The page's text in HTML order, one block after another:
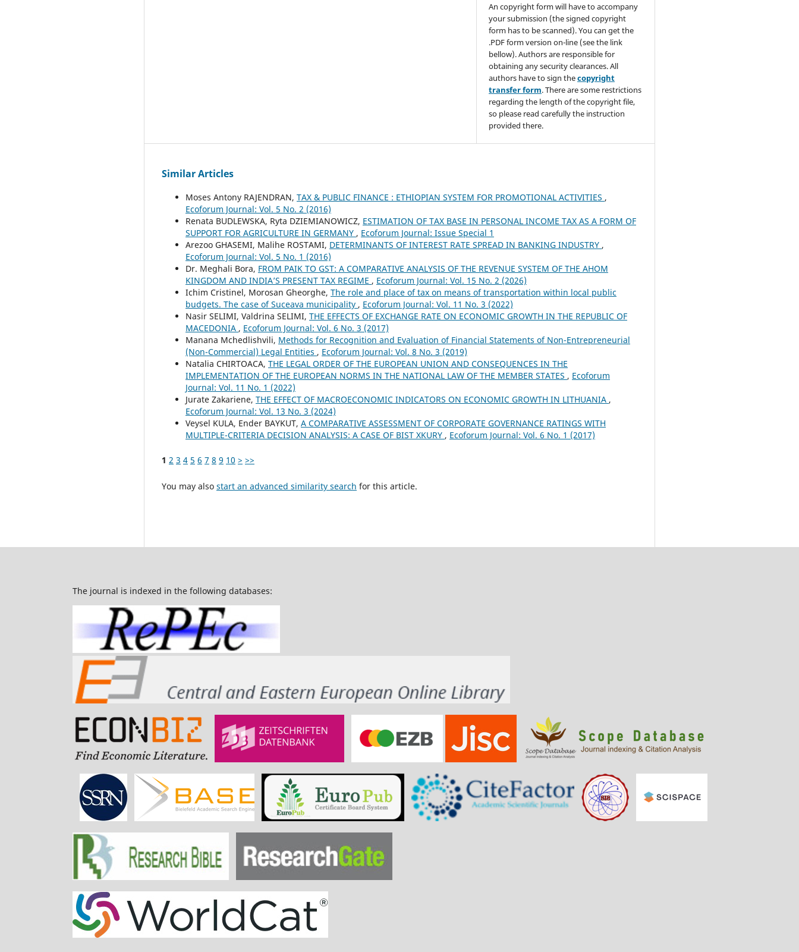
An copyright form will have to accompany
your submission (the signed copyright
form has to be scanned). You can get the
.PDF form version on-line (see the link
bellow). Authors are responsible for
obtaining any security clearances. All
authors have to sign thecopyright
transfer form. There are some restrictions
regarding the length of the copyright file,
so please read carefully the instruction
provided there.
Similar Articles
Moses Antony RAJENDRAN, TAX & PUBLIC FINANCE : ETHIOPIAN SYSTEM FOR PROMOTIONAL ACTIVITIES ,
Ecoforum Journal: Vol. 5 No. 2 (2016)
Renata BUDLEWSKA, Ryta DZIEMIANOWICZ, ESTIMATION OF TAX BASE IN PERSONAL INCOME TAX AS A FORM OF
SUPPORT FOR AGRICULTURE IN GERMANY , Ecoforum Journal: Issue Special 1
Arezoo GHASEMI, Malihe ROSTAMI, DETERMINANTS OF INTEREST RATE SPREAD IN BANKING INDUSTRY ,
Ecoforum Journal: Vol. 5 No. 1 (2016)
Dr. Meghali Bora, FROM PAIK TO GST: A COMPARATIVE ANALYSIS OF THE REVENUE SYSTEM OF THE AHOM
KINGDOM AND INDIA’S PRESENT TAX REGIME , Ecoforum Journal: Vol. 15 No. 2 (2026)
Ichim Cristinel, Morosan Gheorghe, The role and place of tax on means of transportation within local public
budgets. The case of Suceava municipality , Ecoforum Journal: Vol. 11 No. 3 (2022)
Nasir SELIMI, Valdrina SELIMI, THE EFFECTS OF EXCHANGE RATE ON ECONOMIC GROWTH IN THE REPUBLIC OF
MACEDONIA , Ecoforum Journal: Vol. 6 No. 3 (2017)
Manana Mchedlishvili, Methods for Recognition and Evaluation of Financial Statements of Non-Entrepreneurial
(Non-Commercial) Legal Entities , Ecoforum Journal: Vol. 8 No. 3 (2019)
Natalia CHIRTOACA, THE LEGAL ORDER OF THE EUROPEAN UNION AND CONSEQUENCES IN THE
IMPLEMENTATION OF THE EUROPEAN NORMS IN THE NATIONAL LAW OF THE MEMBER STATES , Ecoforum
Journal: Vol. 11 No. 1 (2022)
Jurate Zakariene, THE EFFECT OF MACROECONOMIC INDICATORS ON ECONOMIC GROWTH IN LITHUANIA ,
Ecoforum Journal: Vol. 13 No. 3 (2024)
Veysel KULA, Ender BAYKUT, A COMPARATIVE ASSESSMENT OF CORPORATE GOVERNANCE RATINGS WITH
MULTIPLE-CRITERIA DECISION ANALYSIS: A CASE OF BIST XKURY , Ecoforum Journal: Vol. 6 No. 1 (2017)
1 2 3 4 5 6 7 8 9 10 > >>
You may also start an advanced similarity search for this article.
The journal is indexed in the following databases: